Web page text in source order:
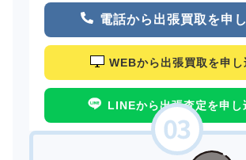
電話から出張買取を申
WEBから出張買取を申し
LINEから出張査定を申し